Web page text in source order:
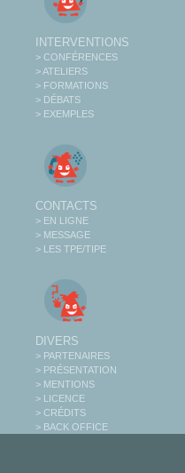
INTERVENTIONS
> CONFÉRENCES
> ATELIERS
> FORMATIONS
> DÉBATS
> EXEMPLES
CONTACTS
> EN LIGNE
> MESSAGE
> LES TPE/TIPE
DIVERS
> PARTENAIRES
> PRÉSENTATION
> MENTIONS
> LICENCE
> CRÉDITS
> BACK OFFICE